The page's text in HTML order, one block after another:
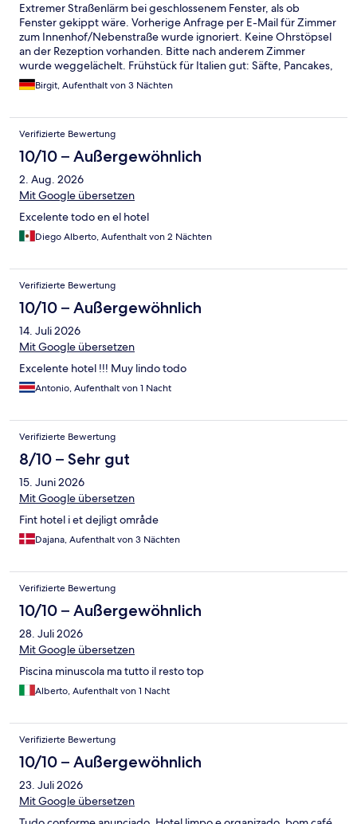
Extremer Straßenlärm bei geschlossenem Fenster, als ob
Fenster gekippt wäre. Vorherige Anfrage per E-Mail für Zimmer
zum Innenhof/Nebenstraße wurde ignoriert. Keine Ohrstöpsel
an der Rezeption vorhanden. Bitte nach anderem Zimmer
wurde weggelächelt. Frühstück für Italien gut: Säfte, Pancakes,
Eier, Wurst, Käse, Müsli, Gemüse, etc. Frühstücksraum im Keller
hat etwas unangenehmen Charme einer Bahnhofshalle.
indiskret. Zimmer spartanisch aber ausreichend. Bad war
winzig. Sauberkeit war noch ausreichend. Lage des Hotels nahe
an Straßenbahnen und Metro, rundherum etwas
heruntergekommen, aber noch akzeptabel - authentisches
Viertel. Kostenlose Gepäckaufbewahrung nach Check-out.
Preis-/Leistung im Großen und Ganzen für 3 Nächte in
Birgit, Aufenthalt von 3 Nächten
Verifizierte Bewertung
10/10 – Außergewöhnlich
2. Aug. 2026
Mit Google übersetzen
Excelente todo en el hotel
Diego Alberto, Aufenthalt von 2 Nächten
Verifizierte Bewertung
10/10 – Außergewöhnlich
14. Juli 2026
Mit Google übersetzen
Excelente hotel !!! Muy lindo todo
Antonio, Aufenthalt von 1 Nacht
Verifizierte Bewertung
8/10 – Sehr gut
15. Juni 2026
Mit Google übersetzen
Fint hotel i et dejligt område
Dajana, Aufenthalt von 3 Nächten
Verifizierte Bewertung
10/10 – Außergewöhnlich
28. Juli 2026
Mit Google übersetzen
Piscina minuscola ma tutto il resto top
Alberto, Aufenthalt von 1 Nacht
Verifizierte Bewertung
10/10 – Außergewöhnlich
23. Juli 2026
Mit Google übersetzen